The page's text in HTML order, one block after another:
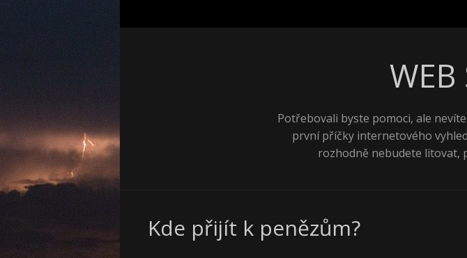
WEB
Potřebovali byste pomoci, ale
první příčky internetového
rozhodně nebudete litovat,
Kde přijít k penězům?